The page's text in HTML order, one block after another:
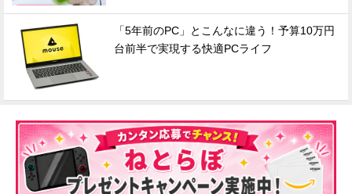
「5年前のPC」とこんなに違う！予算10万円
台前半で実現する快適PCライフ